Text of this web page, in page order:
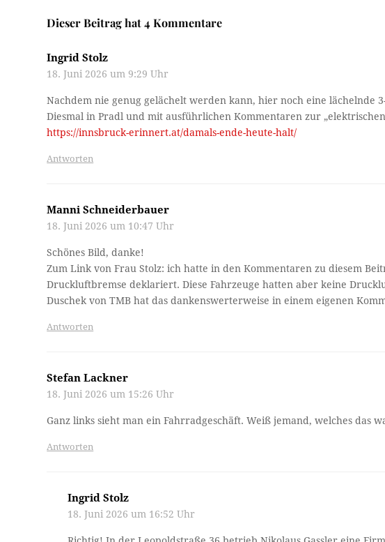
Dieser Beitrag hat 4 Kommentare
Ingrid Stolz
18. Juni 2026 um 9:29 Uhr
Nachdem nie genug gelächelt werden kann, hier noch eine lächelnde
Diesmal in Pradl und mit ausführlichen Kommentaren zur
https://innsbruck-erinnert.at/damals-ende-heute-halt/
Antworten
Manni Schneiderbauer
18. Juni 2026 um 10:47 Uhr
Schönes Bild, danke!
Zum Link von Frau Stolz: ich hatte in den Kommentaren zu diesem
Druckluftbremse deklariert. Diese Fahrzeuge hatten aber keine
Duschek von TMB hat das dankenswerterweise in einem eigenen
Antworten
Stefan Lackner
18. Juni 2026 um 15:26 Uhr
Ganz links sieht man ein Fahrradgeschäft. Weiß jemand, welches das
Antworten
Ingrid Stolz
18. Juni 2026 um 16:52 Uhr